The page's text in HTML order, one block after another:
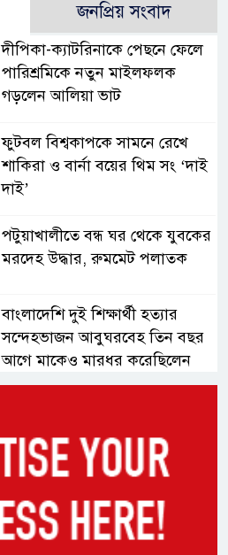
জনপ্রিয় সংবাদ
দীপিকা-ক্যাটরিনাকে পেছনে ফেলে
পারিশ্রমিকে নতুন মাইলফলক
গড়লেন আলিয়া ভাট
ফুটবল বিশ্বকাপকে সামনে রেখে
শাকিরা ও বার্না বয়ের থিম সং ‘দাই
দাই’
পটুয়াখালীতে বন্ধ ঘর থেকে যুবকের
মরদেহ উদ্ধার, রুমমেট পলাতক
বাংলাদেশি দুই শিক্ষার্থী হত্যার
সন্দেহভাজন আবুঘরবেহ তিন বছর
আগে মাকেও মারধর করেছিলেন
দুর্জয়কেও আলোচনায় আনতে
বললেন তামিম